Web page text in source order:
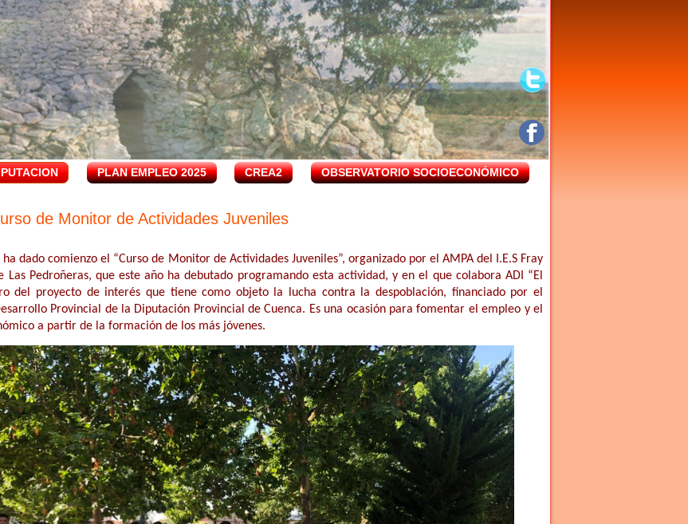
PLAN EMPLEO 2025 CREA2 OBSERVATORIO SOCIOECONÓMICO
de Monitor de Actividades Juveniles
ha dado comienzo el “Curso de Monitor de Actividades Juveniles”, organizado por el AMPA del I.E.S Fray
Las Pedroñeras, que este año ha debutado programando esta actividad, y en el que colabora ADI “El
del proyecto de interés que tiene como objeto la lucha contra la despoblación, financiado por el
Provincial de la Diputación Provincial de Cuenca. Es una ocasión para fomentar el empleo y el
a partir de la formación de los más jóvenes.